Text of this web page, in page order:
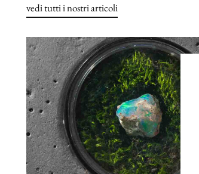
vedi tutti i nostri articoli